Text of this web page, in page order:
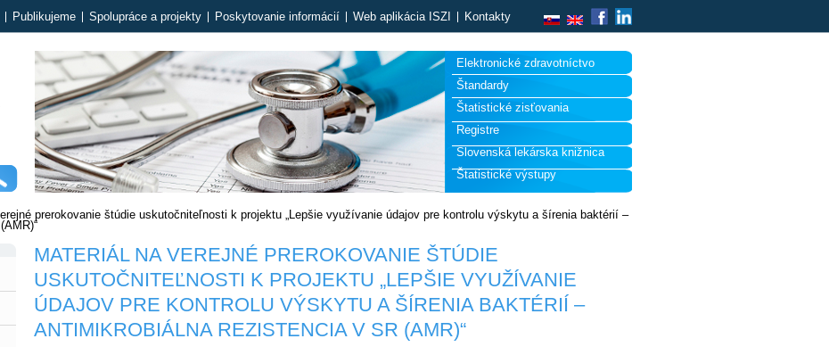
Publikujeme Spolupráce a projekty Poskytovanie informácií Web aplikácia ISZI Kontakty
Elektronické zdravotníctvo
Štandardy
Štatistické zisťovania
Registre
Slovenská lekárska knižnica
Štatistické výstupy
prerokovanie štúdie uskutočniteľnosti k projektu „Lepšie využívanie údajov pre kontrolu výskytu a šírenia baktérií –
MATERIÁL NA VEREJNÉ PREROKOVANIE ŠTÚDIE
USKUTOČNITEĽNOSTI K PROJEKTU „LEPŠIE VYUŽÍVANIE
ÚDAJOV PRE KONTROLU VÝSKYTU A ŠÍRENIA BAKTÉRIÍ –
ANTIMIKROBIÁLNA REZISTENCIA V SR (AMR)“